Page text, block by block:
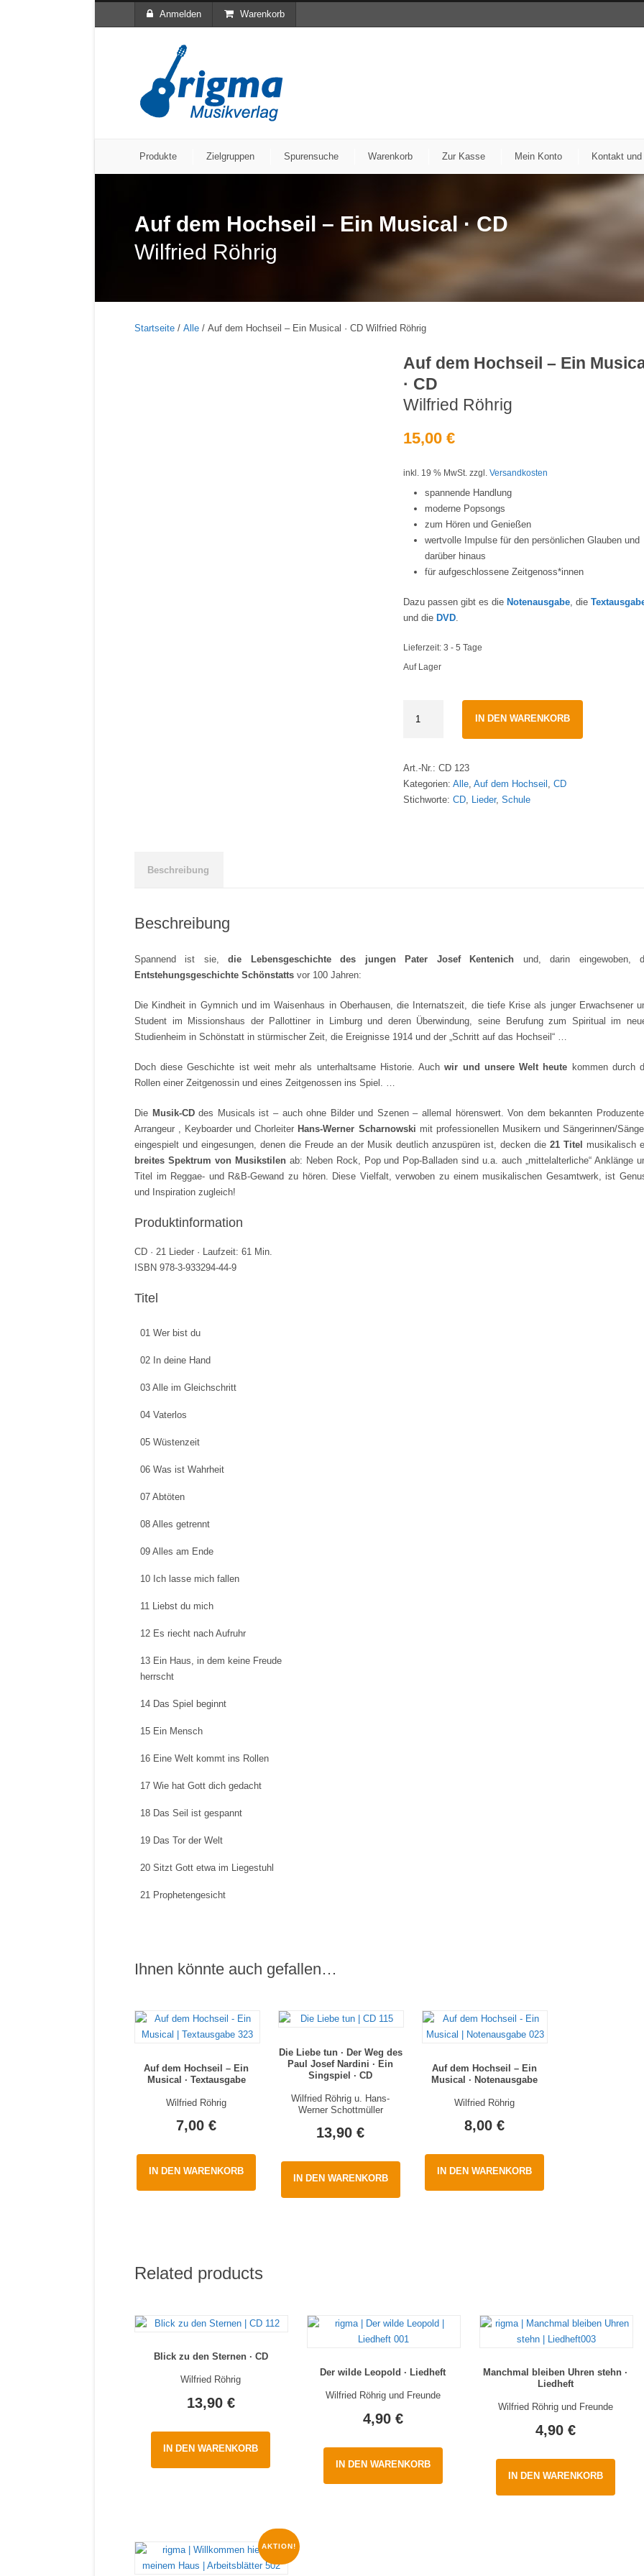
Anmelden Warenkorb
Produkte Zielgruppen Spurensuche Warenkorb Zur Kasse Mein Konto Kontakt
Auf dem Hochseil – Ein Musical · CD
Wilfried Röhrig
Startseite / Alle / Auf dem Hochseil – Ein Musical · CD Wilfried Röhrig
Auf dem Hochseil – Ein
· CD
Wilfried Röhrig
15,00€
inkl. 19 % MwSt. zzgl.Versandkosten
spannende Handlung
moderne Popsongs
zum Hören und Genießen
wertvolle Impulse für den persönlichen Glauben und
darüber hinaus
für aufgeschlossene Zeitgenoss*innen
Dazu passen gibt es die Notenausgabe, die
und die DVD.
Lieferzeit:3 - 5 Tage
Auf Lager
dem
Ein
Musical
·
IN DEN WARENKORB
Art.-Nr.:CD 123
Kategorien:Alle,Auf dem Hochseil ,CD
Stichworte:CD, Lieder,Schule
Beschreibung
Beschreibung
Spannend ist sie,die Lebensgeschichte des jungen Pater Josef Kentenich und, darin eingewoben,
Entstehungsgeschichte Schönstatts vor 100 Jahren:
Die Kindheit in Gymnich und im Waisenhaus in Oberhausen, die Internatszeit, die tiefe Krise als junger Erwachsener
Student im Missionshaus der Pallottiner in Limburg und deren Überwindung, seine Berufung zum Spiritual im
Studienheim in Schönstatt in stürmischer Zeit, die Ereignisse 1914 und der „Schritt auf das Hochseil“ …
Doch diese Geschichte ist weit mehr als unterhaltsame Historie. Auchwir und unsere Welt heute kommen durch
Rollen einer Zeitgenossin und eines Zeitgenossen ins Spiel. …
Die Musik-CDdes Musicals ist – auch ohne Bilder und Szenen – allemal hörenswert. Von dem bekannten
Arrangeur , Keyboarder und Chorleiter Hans-Werner Scharnowski mit professionellen Musikern und Sängerinnen/
eingespielt und eingesungen, denen die Freude an der Musik deutlich anzuspüren ist, decken die 21 Titel
musikalisch
breites Spektrum von Musikstilenab: Neben Rock, Pop und Pop-Balladen sind u.a. auch „mittelalterliche“ Anklänge
Titel im Reggae- und R&B-Gewand zu hören. Diese Vielfalt, verwoben zu einem musikalischen Gesamtwerk, ist
und Inspiration zugleich!
Produktinformation
CD · 21 Lieder · Laufzeit: 61 Min.
ISBN 978-3-933294-44-9
Titel
01 Wer bist du
02 In deine Hand
03 Alle im Gleichschritt
04 Vaterlos
05 Wüstenzeit
06 Was ist Wahrheit
07 Abtöten
08 Alles getrennt
09 Alles am Ende
10 Ich lasse mich fallen
11 Liebst du mich
12 Es riecht nach Aufruhr
13 Ein Haus, in dem keine Freude
herrscht
14 Das Spiel beginnt
15 Ein Mensch
16 Eine Welt kommt ins Rollen
17 Wie hat Gott dich gedacht
18 Das Seil ist gespannt
19 Das Tor der Welt
20 Sitzt Gott etwa im Liegestuhl
21 Prophetengesicht
Ihnen könnte auch gefallen…
Auf dem Hochseil – Ein
Musical · Textausgabe
Wilfried Röhrig
7,00€
IN DEN WARENKORB
Die Liebe tun · Der Weg des
Paul Josef Nardini · Ein
Singspiel · CD
Wilfried Röhrig u. Hans-
Werner Schottmüller
13,90€
IN DEN WARENKORB
Auf dem Hochseil – Ein
Musical · Notenausgabe
Wilfried Röhrig
8,00 €
IN DEN WARENKORB
Related products
Blick zu den Sternen · CD
Wilfried Röhrig
13,90 €
IN DEN WARENKORB
Der wilde Leopold · Liedheft
Wilfried Röhrig und Freunde
4,90 €
IN DEN WARENKORB
Manchmal bleiben Uhren stehn ·
Liedheft
Wilfried Röhrig und Freunde
4,90 €
IN DEN WARENKORB
AKTION!